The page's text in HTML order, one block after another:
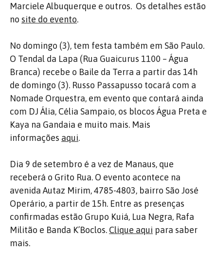
Marciele Albuquerque e outros. Os detalhes estão
no site do evento.
No domingo (3), tem festa também em São Paulo.
O Tendal da Lapa (Rua Guaicurus 1100 – Água
Branca) recebe o Baile da Terra a partir das 14h
de domingo (3). Russo Passapusso tocará com a
Nomade Orquestra, em evento que contará ainda
com DJ Ália, Célia Sampaio, os blocos Água Preta e
Kaya na Gandaia e muito mais. Mais
informações aqui.
Dia 9 de setembro é a vez de Manaus, que
receberá o Grito Rua. O evento acontece na
avenida Autaz Mirim, 4785-4803, bairro São José
Operário, a partir de 15h. Entre as presenças
confirmadas estão Grupo Kuiá, Lua Negra, Rafa
Militão e Banda K’Boclos. Clique aqui para saber
mais.